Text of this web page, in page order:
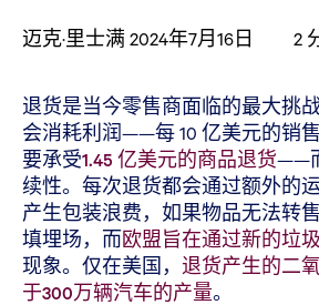
迈克·里士满2024年7月16日 2
退货是当今零售商面临的最大挑
会消耗利润——每 10 亿美元的销
要承受1.45 亿美元的商品退货——
续性。每次退货都会通过额外的
产生包装浪费，如果物品无法转
填埋场，而欧盟旨在通过新的垃
现象。仅在美国， 退货产生的二
于300万辆汽车的产量。